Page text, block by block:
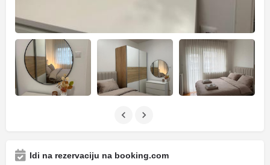
Idi na rezervaciju na booking.com